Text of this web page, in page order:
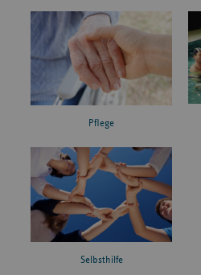
Pflege
Selbsthilfe